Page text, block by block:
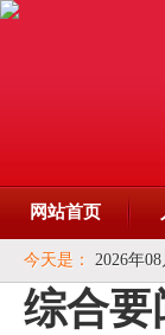
网站首页
今天是： 2026年
综合要